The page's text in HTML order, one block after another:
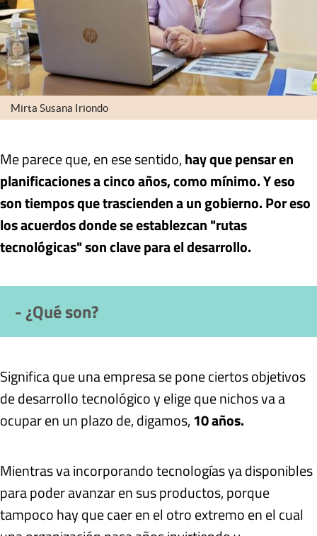
Mirta Susana Iriondo
Me parece que, en ese sentido,hay que pensar en
planificaciones a cinco años, como mínimo.Y eso
son tiempos que trascienden a un gobierno. Por eso
los acuerdos donde se establezcan "rutas
tecnológicas" son clave para el desarrollo.
- ¿Qué son?
Significa que una empresa se pone ciertos objetivos
de desarrollo tecnológico y elige que nichos va a
ocupar en un plazo de, digamos,10 años.
Mientras va incorporando tecnologías ya disponibles
para poder avanzar en sus productos, porque
tampoco hay que caer en el otro extremo en el cual